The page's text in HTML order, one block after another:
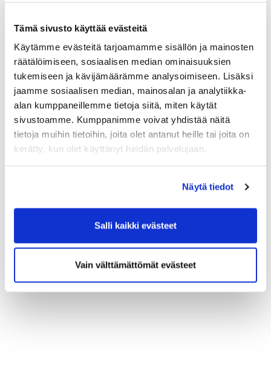
Tämä sivusto käyttää evästeitä
Käytämme evästeitä tarjoamamme sisällön ja mainosten
räätälöimiseen, sosiaalisen median ominaisuuksien
tukemiseen ja kävijämäärämme analysoimiseen. Lisäksi
jaamme sosiaalisen median, mainosalan ja analytiikka-
alan kumppaneillemme tietoja siitä, miten käytät
sivustoamme. Kumppanimme voivat yhdistää näitä
tietoja muihin tietoihin, joita olet antanut heille tai joita on
kerätty, kun olet käyttänyt heidän palvelujaan.
Näytä tiedot
Salli kaikki evästeet
Vain välttämättömät evästeet
Jäsennumero:
Rekisteröidy
Haluan tilata Hartola Golf uutiskirjeen
Olen lukenut tietosuojaselosteen ja hyväksyn
henkilötietojeni käsittelyn (*)